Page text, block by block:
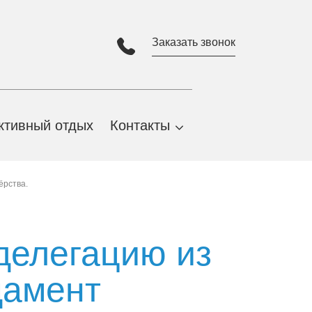
Заказать звонок
отдых Контакты
из